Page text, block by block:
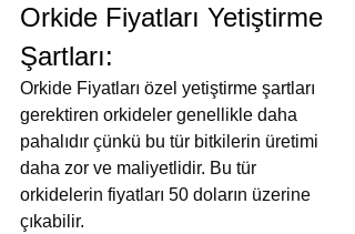
Orkide Fiyatları Yetiştirme
Şartları:
Orkide Fiyatları özel yetiştirme şartları
gerektiren orkideler genellikle daha
pahalıdır çünkü bu tür bitkilerin üretimi
daha zor ve maliyetlidir. Bu tür
orkidelerin fiyatları 50 doların üzerine
çıkabilir.